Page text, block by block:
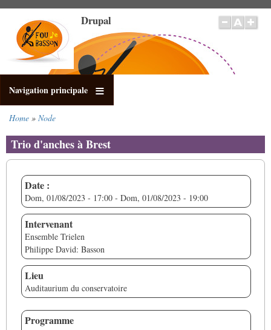
contenuto
principale
Drupal
Navigation principale
di
pane
Home Node
Trio d'anches à Brest
Date :
Dom, 01/08/2023 - 17:00 - Dom, 01/08/2023 - 19:00
Intervenant
Ensemble Trielen
Philippe David: Basson
Lieu
Auditaurium du conservatoire
Programme